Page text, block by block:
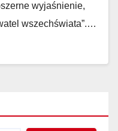
wyjaśnienie,
wszechświata”.…